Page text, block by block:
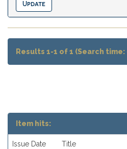
Results 1-1 of 1 (Search
Item hits:
Issue Date Title